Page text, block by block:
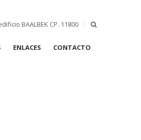
BAALBEK CP. 11800
ENLACES CONTACTO